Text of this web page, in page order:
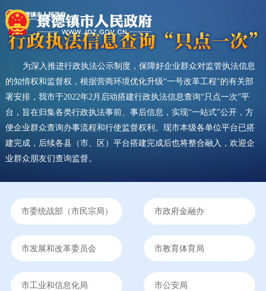
为深入推进行政执法公示制度，保障好企业群众对监管执法信息
的知情权和监督权，根据营商环境优化升级“一号改革工程”的有关部
署安排，我市于2022年2月启动搭建行政执法信息查询“只点一次”平
台，旨在归集各类行政执法事前、事后信息，实现“一站式”公开，方
便企业群众查询办事流程和行使监督权利。现市本级各单位平台已搭
建完成，后续各县（市、区）平台搭建完成后也将整合融入，欢迎企
业群众朋友们查询监督。
市委统战部（市民宗局） 市政府金融办
市发展和改革委员会 市教育体育局
市工业和信息化局 市公安局